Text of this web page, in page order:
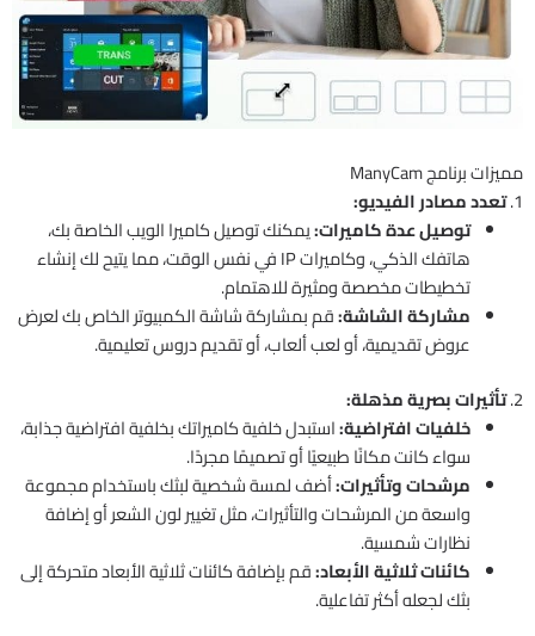
مميزات برنامج ManyCam
1. تعدد مصادر الفيديو:
توصيل عدة كاميرات:يمكنك توصيل كاميرا الويب الخاصة بك،
هاتفك الذكي، وكاميرات IP في نفس الوقت، مما يتيح لك إنشاء
تخطيطات مخصصة ومثيرة للاهتمام.
مشاركة الشاشة:قم بمشاركة شاشة الكمبيوتر الخاص بك لعرض
عروض تقديمية، أو لعب ألعاب، أو تقديم دروس تعليمية.
2. تأثيرات بصرية مذهلة:
خلفيات افتراضية:استبدل خلفية كاميراتك بخلفية افتراضية جذابة،
سواء كانت مكانًا طبيعيًا أو تصميمًا مجردًا.
مرشحات وتأثيرات:أضف لمسة شخصية لبثك باستخدام مجموعة
واسعة من المرشحات والتأثيرات، مثل تغيير لون الشعر أو إضافة
نظارات شمسية.
كائنات ثلاثية الأبعاد:قم بإضافة كائنات ثلاثية الأبعاد متحركة إلى
بثك لجعله أكثر تفاعلية.